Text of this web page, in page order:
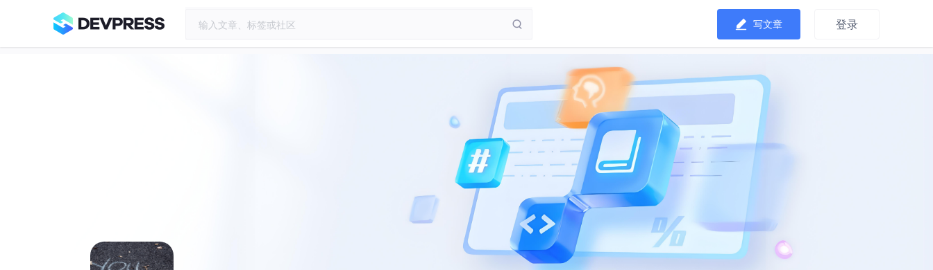
写文章 登录